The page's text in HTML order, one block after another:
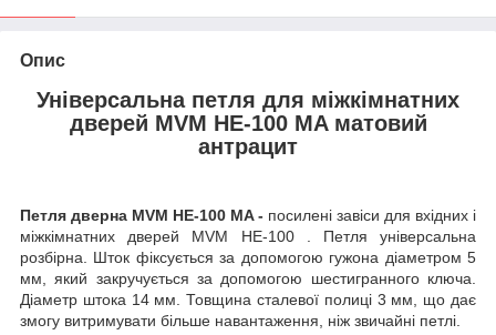
Опис
Універсальна петля для міжкімнатних
дверей MVM HE-100 MA матовий
антрацит
Петля дверна MVM HE-100 MA - посилені завіси для вхідних і
міжкімнатних дверей MVM HE-100 . Петля універсальна
розбірна. Шток фіксується за допомогою гужона діаметром 5
мм, який закручується за допомогою шестигранного ключа.
Діаметр штока 14 мм. Товщина сталевої полиці 3 мм, що дає
змогу витримувати більше навантаження, ніж звичайні петлі.